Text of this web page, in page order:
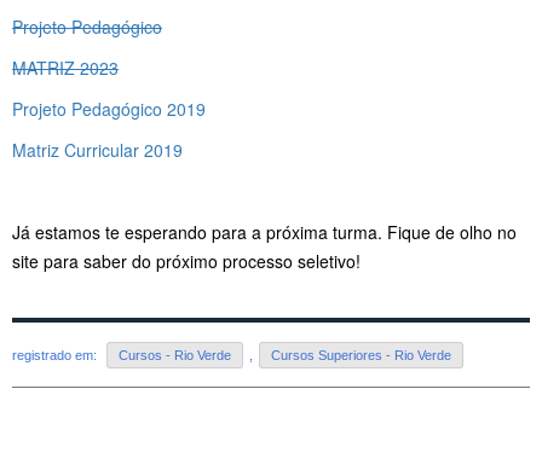
Projeto Pedagógico
MATRIZ 2023
Projeto Pedagógico 2019
Matriz Curricular 2019
Já estamos te esperando para a próxima turma. Fique de olho no
site para saber do próximo processo seletivo!
registrado em: Cursos - Rio Verde Cursos Superiores - Rio Verde